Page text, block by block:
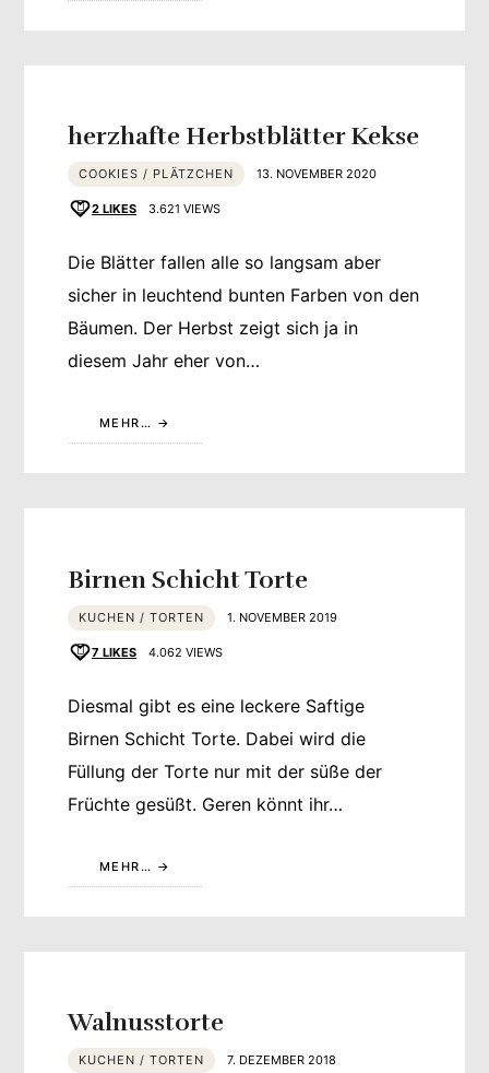
herzhafte Herbstblätter Kekse
COOKIES / PLÄTZCHEN 13. NOVEMBER 2020
2 LIKES 3.621 VIEWS
Die Blätter fallen alle so langsam aber
sicher in leuchtend bunten Farben von den
Bäumen. Der Herbst zeigt sich ja in
diesem Jahr eher von…
MEHR…
Birnen Schicht Torte
KUCHEN / TORTEN 1. NOVEMBER 2019
7 LIKES 4.062 VIEWS
Diesmal gibt es eine leckere Saftige
Birnen Schicht Torte. Dabei wird die
Füllung der Torte nur mit der süße der
Früchte gesüßt. Geren könnt ihr…
MEHR…
Walnusstorte
KUCHEN / TORTEN 7. DEZEMBER 2018